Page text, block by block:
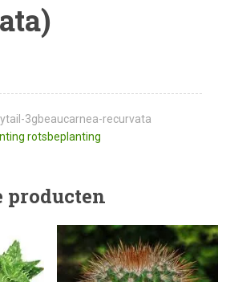
3gbeaucarnea-recurvata
rotsbeplanting
producten